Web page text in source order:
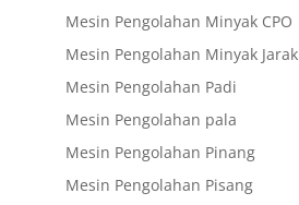
Mesin Pengolahan Minyak CPO
Mesin Pengolahan Minyak Jarak
Mesin Pengolahan Padi
Mesin Pengolahan pala
Mesin Pengolahan Pinang
Mesin Pengolahan Pisang